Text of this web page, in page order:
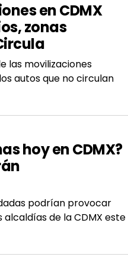
en CDMX
zonas
las movilizaciones
autos que no circulan
hoy en CDMX?
podrían provocar
de la CDMX este